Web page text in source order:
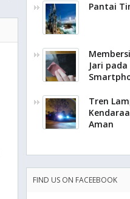
Pantai
Jari
Tren
Aman
FIND US ON FACEEBOOK